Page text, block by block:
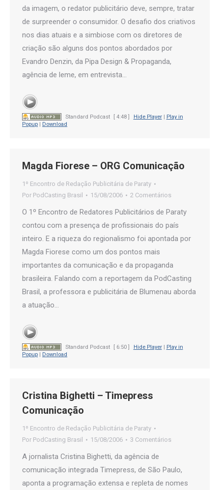
da imagem, o redator publicitário deve, sempre, tratar
de surpreender o consumidor. O desafio dos criativos
nos dias atuais e a simbiose com os diretores de
criação são alguns dos pontos abordados por
Evandro Denzin, da Pipa Design & Propaganda,
agência de leme, em entrevista…
Standard Podcast [ 4:48 ] Hide Player| Play in
Popup
Download
Magda Fiorese – ORG Comunicação
1º Encontro de Redação Publicitária de Paraty
Por PodCasting Brasil 15/08/2006 2 Comentários
O 1º Encontro de Redatores Publicitários de Paraty
contou com a presença de profissionais do país
inteiro. E a riqueza do regionalismo foi apontada por
Magda Fiorese como um dos pontos mais
importantes da comunicação e da propaganda
brasileira. Falando com a reportagem da PodCasting
Brasil, a professora e publicitária de Blumenau aborda
a atuação…
Standard Podcast [ 6:50 ] Hide Player| Play in
Popup
Download
Cristina Bighetti – Timepress
Comunicação
1º Encontro de Redação Publicitária de Paraty
Por PodCasting Brasil 15/08/2006 3 Comentários
A jornalista Cristina Bighetti, da agência de
comunicação integrada Timepress, de São Paulo,
aponta a programação extensa e repleta de nomes